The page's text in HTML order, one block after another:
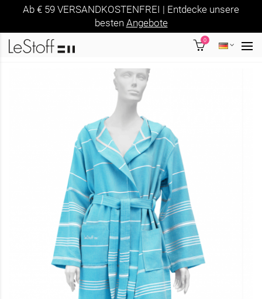
Ab € 59 VERSANDKOSTENFREI | Entdecke unsere
besten Angebote
0